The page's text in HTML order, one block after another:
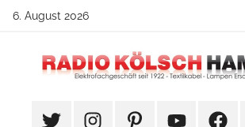
Zum
springen
6. August 2026
Radio
Lampenbau
#TwitterInstagramPinterestYouTube